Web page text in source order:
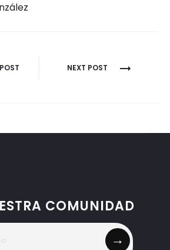
NEXT POST
COMUNIDAD
→